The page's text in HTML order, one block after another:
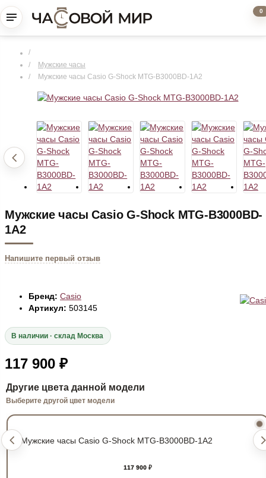
0
Мужские часы
Мужские часы Casio G-Shock MTG-B3000BD-1A2
Мужские часы Casio G-Shock MTG-B3000BD-
1A2
Напишите первый отзыв
Бренд: Casio
Артикул: 503145
В наличии · склад Москва
117 900 ₽
Другие цвета данной модели
Выберите другой цвет модели
117 900 ₽